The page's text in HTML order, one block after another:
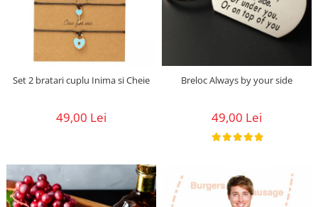
Set 2 bratari cuplu Inima si Cheie
49,00 Lei
Breloc Always by your side
49,00 Lei